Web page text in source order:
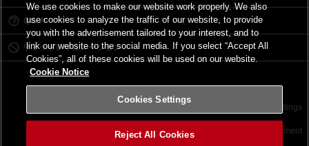
Ｑ＆Ａ
リミットレギュレーション
サイトポリシー Cookies Settings
©2026 Konami Digital Entertainment
We use cookies to make our website work properly. We also
use cookies to analyze the traffic of our website, to provide
you with the advertisement tailored to your interest, and to
link our website to the social media. If you select “Accept All
Cookies”, all of these cookies will be used on our website.
Cookie Notice
Cookies Settings
Reject All Cookies